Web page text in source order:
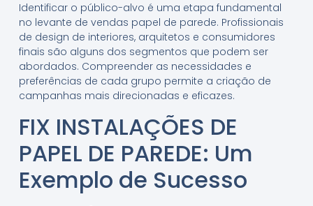
Identificar o público-alvo é uma etapa fundamental
no levante de vendas papel de parede. Profissionais
de design de interiores, arquitetos e consumidores
finais são alguns dos segmentos que podem ser
abordados. Compreender as necessidades e
preferências de cada grupo permite a criação de
campanhas mais direcionadas e eficazes.
FIX INSTALAÇÕES DE
PAPEL DE PAREDE: Um
Exemplo de Sucesso